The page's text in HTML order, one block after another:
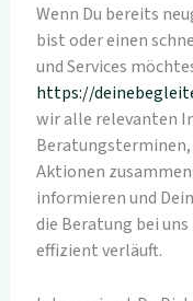
Wenn Du bereits
bist oder einen
und Services
https://
wir alle relevanten
Aktionen
informieren und
die Beratung bei
effizient verläuft.